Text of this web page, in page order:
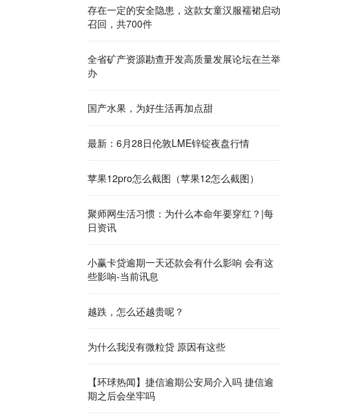
存在一定的安全隐患，这款女童汉服襦裙启动
召回，共700件
全省矿产资源勘查开发高质量发展论坛在兰举
办
国产水果，为好生活再加点甜
最新：6月28日伦敦LME锌锭夜盘行情
苹果12pro怎么截图（苹果12怎么截图）
聚师网生活习惯：为什么本命年要穿红？|每
日资讯
小赢卡贷逾期一天还款会有什么影响 会有这
些影响-当前讯息
越跌，怎么还越贵呢？
为什么我没有微粒贷 原因有这些
【环球热闻】捷信逾期公安局介入吗 捷信逾
期之后会坐牢吗